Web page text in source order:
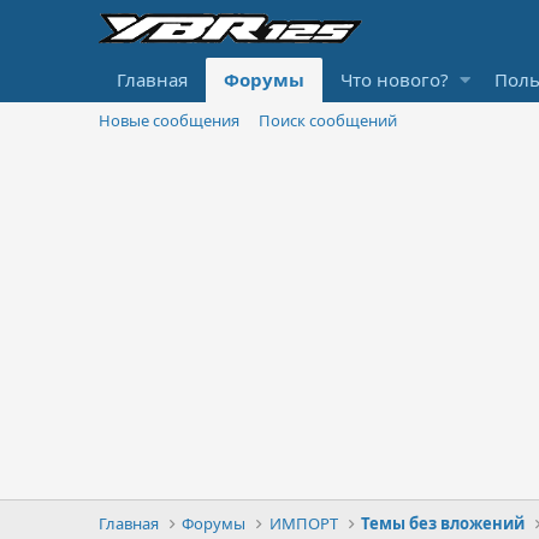
Главная Форумы Что нового?
Новые сообщения Поиск сообщений
Главная Форумы ИМПОРТ Темы без вложений